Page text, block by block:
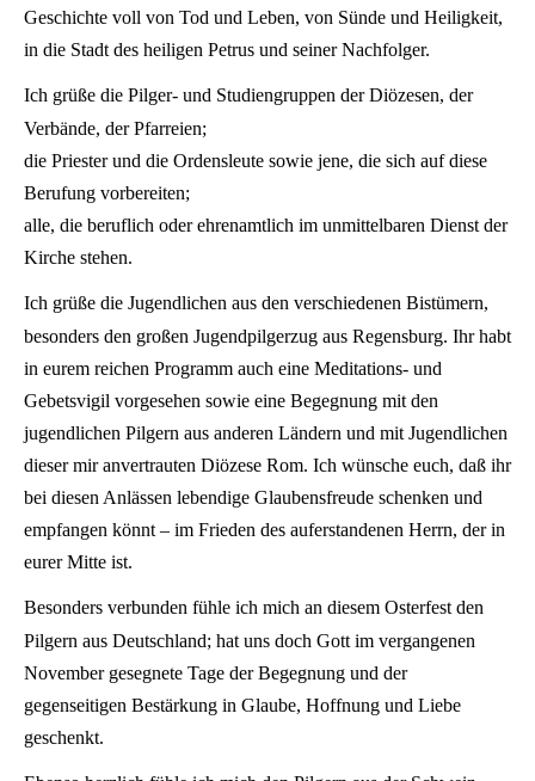
Geschichte voll von Tod und Leben, von Sünde und Heiligkeit,
in die Stadt des heiligen Petrus und seiner Nachfolger.
Ich grüße die Pilger- und Studiengruppen der Diözesen, der
Verbände, der Pfarreien;
die Priester und die Ordensleute sowie jene, die sich auf diese
Berufung vorbereiten;
alle, die beruflich oder ehrenamtlich im unmittelbaren Dienst der
Kirche stehen.
Ich grüße die Jugendlichen aus den verschiedenen Bistümern,
besonders den großen Jugendpilgerzug aus Regensburg. Ihr habt
in eurem reichen Programm auch eine Meditations- und
Gebetsvigil vorgesehen sowie eine Begegnung mit den
jugendlichen Pilgern aus anderen Ländern und mit Jugendlichen
dieser mir anvertrauten Diözese Rom. Ich wünsche euch, daß ihr
bei diesen Anlässen lebendige Glaubensfreude schenken und
empfangen könnt – im Frieden des auferstandenen Herrn, der in
eurer Mitte ist.
Besonders verbunden fühle ich mich an diesem Osterfest den
Pilgern aus Deutschland; hat uns doch Gott im vergangenen
November gesegnete Tage der Begegnung und der
gegenseitigen Bestärkung in Glaube, Hoffnung und Liebe
geschenkt.